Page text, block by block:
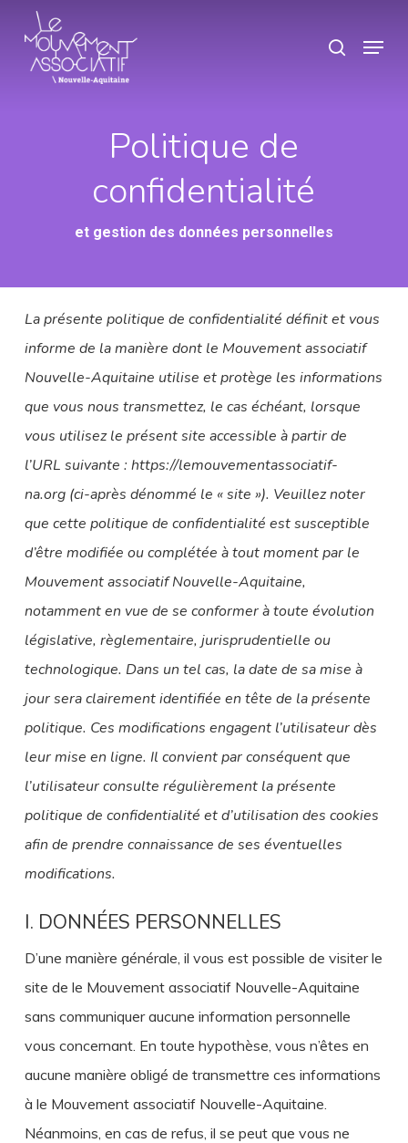
search
Menu
Politique de
confidentialité
et gestion des données personnelles
La présente politique de confidentialité définit et vous
informe de la manière dont le Mouvement associatif
Nouvelle-Aquitaine utilise et protège les informations
que vous nous transmettez, le cas échéant, lorsque
vous utilisez le présent site accessible à partir de
l’URL suivante : https://lemouvementassociatif-
na.org (ci-après dénommé le « site »). Veuillez noter
que cette politique de confidentialité est susceptible
d’être modifiée ou complétée à tout moment par le
Mouvement associatif Nouvelle-Aquitaine,
notamment en vue de se conformer à toute évolution
législative, règlementaire, jurisprudentielle ou
technologique. Dans un tel cas, la date de sa mise à
jour sera clairement identifiée en tête de la présente
politique. Ces modifications engagent l’utilisateur dès
leur mise en ligne. Il convient par conséquent que
l’utilisateur consulte régulièrement la présente
politique de confidentialité et d’utilisation des cookies
afin de prendre connaissance de ses éventuelles
modifications.
I. DONNÉES PERSONNELLES
D’une manière générale, il vous est possible de visiter le
site de le Mouvement associatif Nouvelle-Aquitaine
sans communiquer aucune information personnelle
vous concernant. En toute hypothèse, vous n’êtes en
aucune manière obligé de transmettre ces informations
à le Mouvement associatif Nouvelle-Aquitaine.
Néanmoins, en cas de refus, il se peut que vous ne
Close
Panneau de gestion des cookies